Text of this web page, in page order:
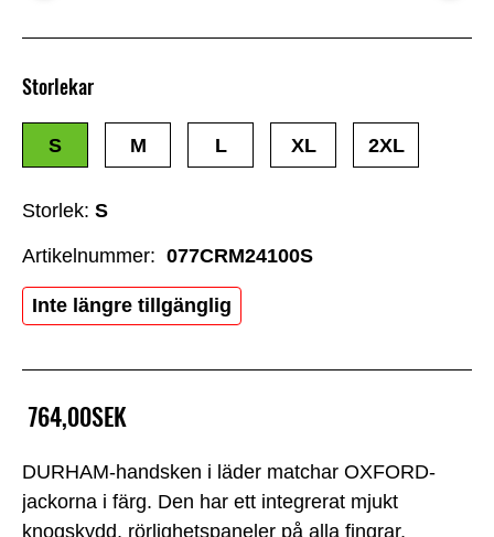
DURHAM-handsken i läder matchar OXFORD-
jackorna i färg. Den har ett integrerat mjukt
knogskydd, rörlighetspaneler på alla fingrar,
764,00SEK
Storlek: S
Inte längre tillgänglig
Storlekar
S M L XL 2XL
Artikelnummer: 077CRM24100S